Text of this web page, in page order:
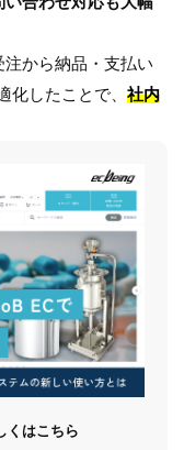
から納品・支払い
化したことで、 社内
くはこちら